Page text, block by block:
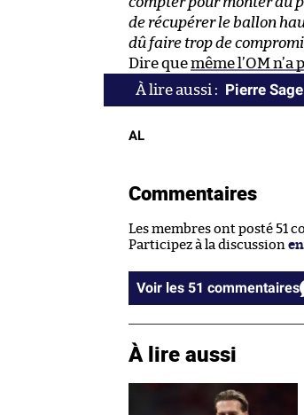
de récupérer le ballon
dû faire trop de
Dire quemême l’OM n’a
Pierre
AL
Commentaires
Les membres ont posté 51
Participez à la discussion
Voir les 51 commentaires
À lire aussi